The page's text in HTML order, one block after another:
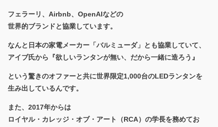
フェラーリ、Airbnb、OpenAIなどの
世界的ブランドと協業しています。
なんと日本の家電メーカー「バルミューダ」とも協業していて、
アイブ氏から『欲しいランタンが無い、だから一緒に造ろう』
という驚きのオファーと共に世界限定1,000台のLEDランタンを
生み出しているんです。
また、2017年からは
ロイヤル・カレッジ・オブ・アート（RCA）の学長を務めてお